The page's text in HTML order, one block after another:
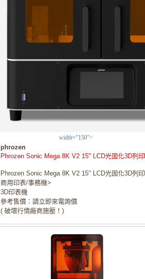
width="150">
phrozen
Phrozen Sonic Mega 8K V2 15" LCD光固化3D列
Phrozen Sonic Mega 8K V2 15" LCD光固化3D列
商用印表/事務機>
3D印表機
參考售價：請立即來電詢價
( 破壞行情廠商施壓！)